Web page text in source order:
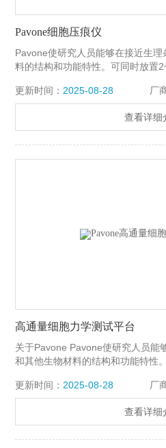
Pavone细胞压痕仪
Pavone使研究人员能够在接近生
料的结构和功能特性。可同时放置
机械感应等。这一新平台将微观力
合，实现了快速方便的数据收集。
先编程的实验进程，使得该仪器可
更新时间： 2025-08-28 厂
查看详细
高通量细胞力学测试平台
关于Pavone Pavone使研究人员能
和其他生物材料的结构和功能特性
性、粘附、收缩、机械感应等。 这
学成像和培养相结合，实现了快速
光纤传感器以及预先编程的实验进
更新时间： 2025-08-28 厂
查看详细